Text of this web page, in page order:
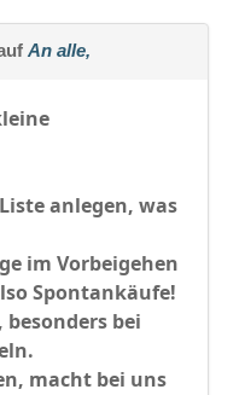
An alle,
anlegen, was
im Vorbeigehen
Spontankäufe!
bei
macht bei uns